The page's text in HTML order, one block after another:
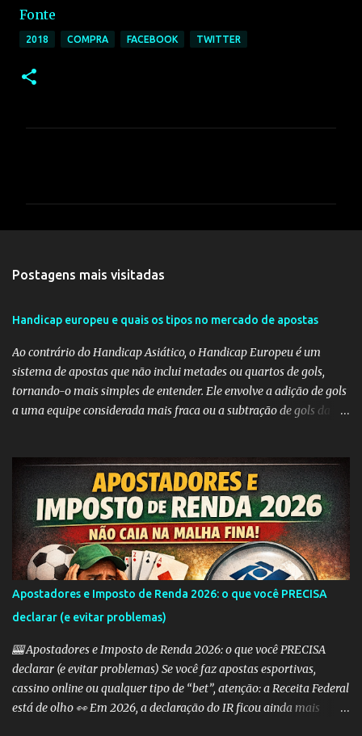
Fonte
2018 COMPRA FACEBOOK TWITTER
o
s
Postagens mais visitadas
Handicap europeu e quais os tipos no mercado de apostas
Ao contrário do Handicap Asiático, o Handicap Europeu é um
sistema de apostas que não inclui metades ou quartos de gols,
tornando-o mais simples de entender. Ele envolve a adição de gols
a uma equipe considerada mais fraca ou a subtração de gols da
tornando-os mais atraentes para os apostadores. Aqui estão
alguns dos tipos mais comuns de Handicap Europeu no mercado
de apostas: Handicap Europeu +1: Nesta aposta, uma equipe é
considerada com uma vantagem de 1 gol antes mesmo do início do
jogo. Isso significa que, se a equipe perder por um gol de diferença,
a aposta é vencedora. Se houver um empate ou se a equipe ganhar,
a aposta também é vencedora. Handicap Europeu +2: Semelhante
ao exemplo anterior, aqui a equipe recebe uma vantagem de 2
gols. Isso significa que a aposta é vencedora se a equipe perder por
uma diferença de até 2 gols. Se a equipe perder por 3 ou m...
Apostadores e Imposto de Renda 2026: o que você PRECISA
declarar (e evitar problemas)
🎰 Apostadores e Imposto de Renda 2026: o que você PRECISA
declarar (e evitar problemas) Se você faz apostas esportivas,
cassino online ou qualquer tipo de “bet”, atenção: a Receita Federal
está de olho 👀 Em 2026, a declaração do IR ficou ainda mais